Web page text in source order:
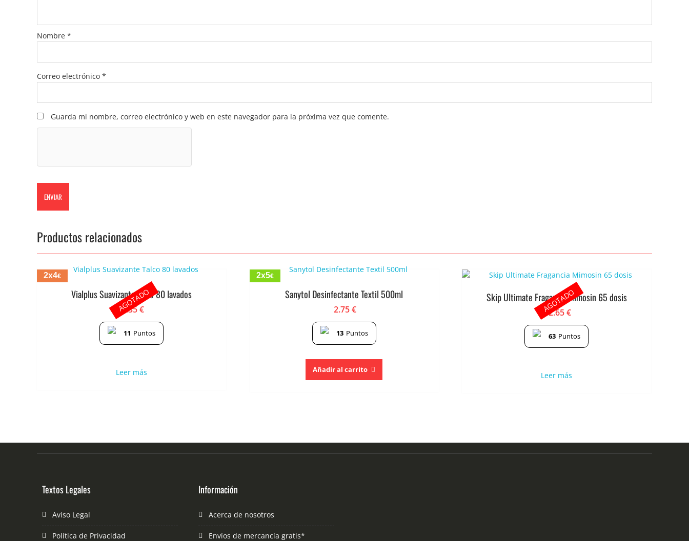
Nombre *
Correo electrónico *
Guarda mi nombre, correo electrónico y web en este navegador para la próxima vez que comente.
Productos relacionados
2x4€
Vialplus Suavizante Talco 80 lavados
2.35€
11 Puntos
Leer más
AGOTADO
2x5€
Sanytol Desinfectante Textil 500ml
2.75€
13 Puntos
Añadir al carrito
Skip Ultimate Fragancia Mimosin 65 dosis
12.65€
63 Puntos
Leer más
AGOTADO
Textos Legales
Aviso Legal
Política de Privacidad
Información
Acerca de nosotros
Envíos de mercancía gratis*